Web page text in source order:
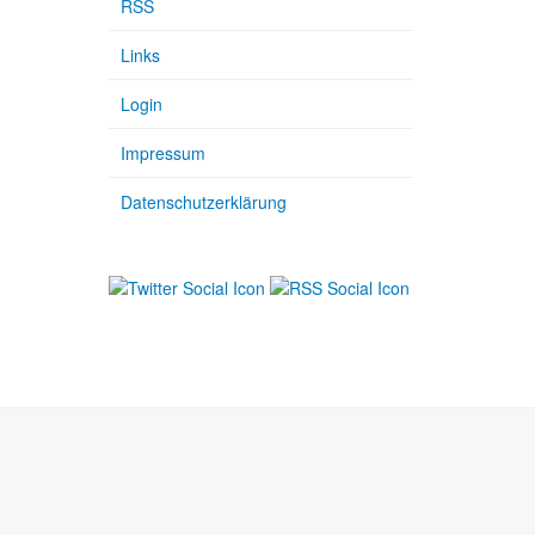
RSS
Links
Login
Impressum
Datenschutzerklärung